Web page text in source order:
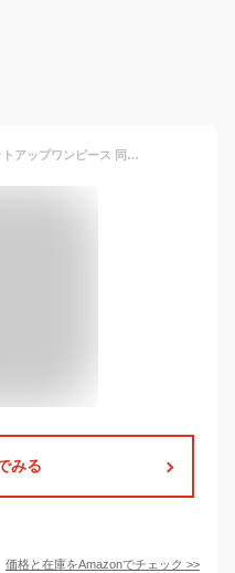
[J-Scott] [ジェイスコット] セットアップワンピース 同色ベスト＋ベルト付き フレア 長袖 ミモレ丈 きちんと感 オフィス モノトーン JS57-BK-M
みる
価格と在庫をAmazonでチェック >>